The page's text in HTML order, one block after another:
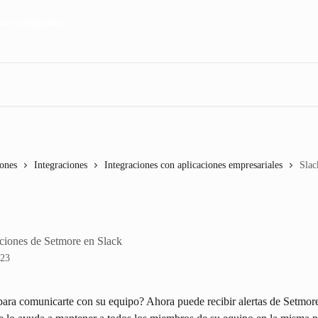
Integraciones Integraciones con aplicaciones empresariales
de Setmore en Slack
comunicarte con su equipo? Ahora puede recibir alertas de